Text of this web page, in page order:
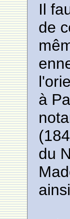
Il
de
à
du